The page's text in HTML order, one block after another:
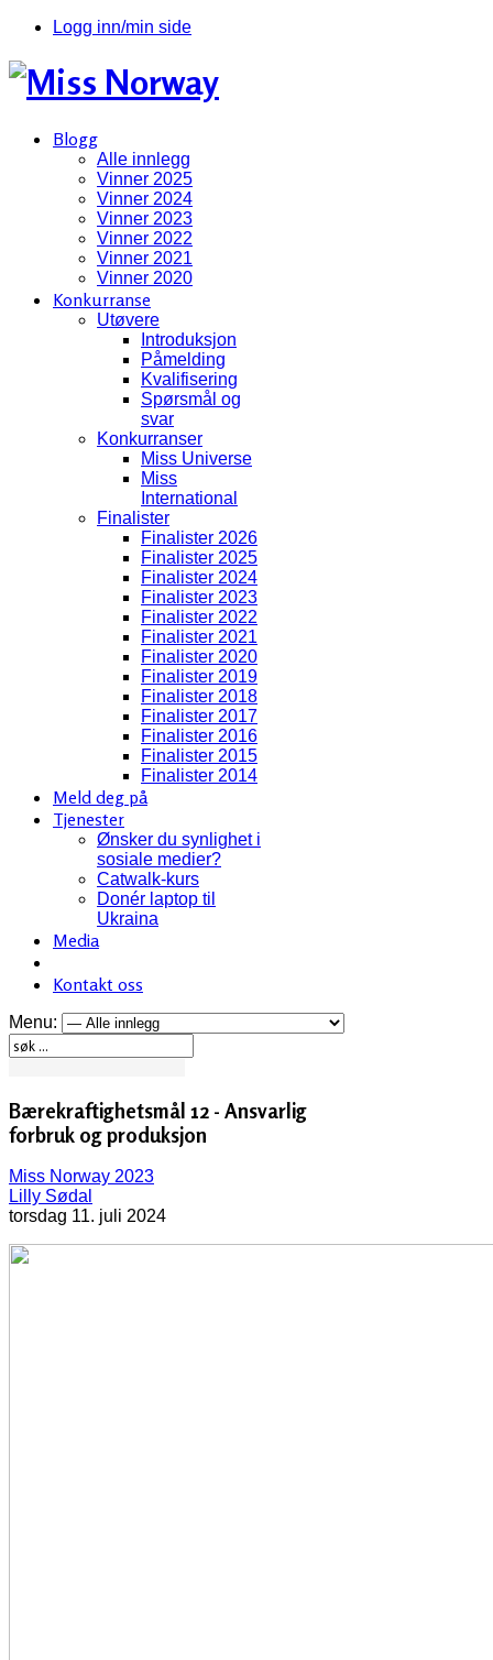
Logg inn/min side
Blogg
Alle innlegg
Vinner 2025
Vinner 2024
Vinner 2023
Vinner 2022
Vinner 2021
Vinner 2020
Konkurranse
Utøvere
Introduksjon
Påmelding
Kvalifisering
Spørsmål og
svar
Konkurranser
Miss Universe
Miss
International
Finalister
Finalister 2026
Finalister 2025
Finalister 2024
Finalister 2023
Finalister 2022
Finalister 2021
Finalister 2020
Finalister 2019
Finalister 2018
Finalister 2017
Finalister 2016
Finalister 2015
Finalister 2014
Meld deg på
Tjenester
Ønsker du synlighet i
sosiale medier?
Catwalk-kurs
Donér laptop til
Ukraina
Media
Kontakt oss
Menu:
Bærekraftighetsmål 12 - Ansvarlig
forbruk og produksjon
Miss Norway 2023
Lilly Sødal
torsdag 11. juli 2024